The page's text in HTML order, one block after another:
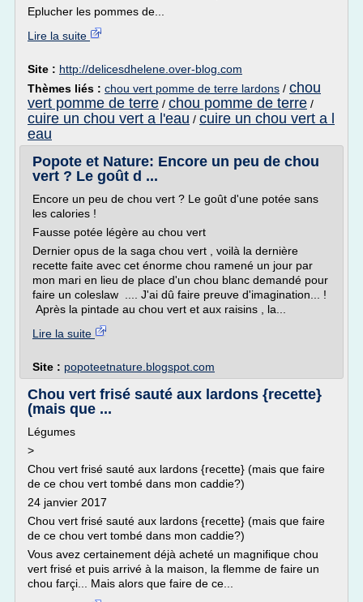
Eplucher les pommes de...
Lire la suite
Site : http://delicesdhelene.over-blog.com
Thèmes liés : chou vert pomme de terre lardons / chou
vert pomme de terre / chou pomme de terre /
cuire un chou vert a l'eau / cuire un chou vert a l
eau
Popote et Nature: Encore un peu de chou
vert ? Le goût d ...
Encore un peu de chou vert ? Le goût d'une potée sans
les calories !
Fausse potée légère au chou vert
Dernier opus de la saga chou vert , voilà la dernière
recette faite avec cet énorme chou ramené un jour par
mon mari en lieu de place d'un chou blanc demandé pour
faire un coleslaw .... J'ai dû faire preuve d'imagination... !
Après la pintade au chou vert et aux raisins , la...
Lire la suite
Site : popoteetnature.blogspot.com
Chou vert frisé sauté aux lardons {recette}
(mais que ...
Légumes
>
Chou vert frisé sauté aux lardons {recette} (mais que faire
de ce chou vert tombé dans mon caddie?)
24 janvier 2017
Chou vert frisé sauté aux lardons {recette} (mais que faire
de ce chou vert tombé dans mon caddie?)
Vous avez certainement déjà acheté un magnifique chou
vert frisé et puis arrivé à la maison, la flemme de faire un
chou farçi... Mais alors que faire de ce...